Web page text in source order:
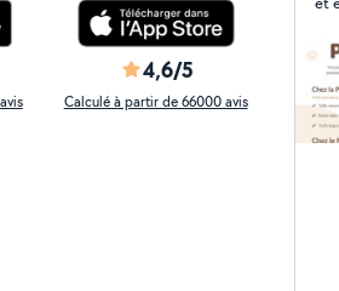
4,6/5
Calculé à partir de 66000 avis
et